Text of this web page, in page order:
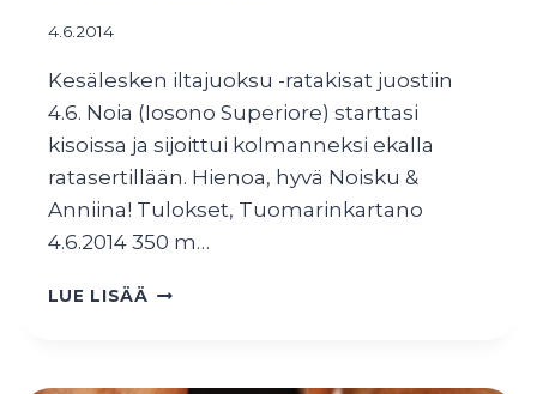
4.6.2014
Kesälesken iltajuoksu -ratakisat juostiin
4.6. Noia (Iosono Superiore) starttasi
kisoissa ja sijoittui kolmanneksi ekalla
ratasertillään. Hienoa, hyvä Noisku &
Anniina! Tulokset, Tuomarinkartano
4.6.2014 350 m…
LUE LISÄÄ NOIALLE